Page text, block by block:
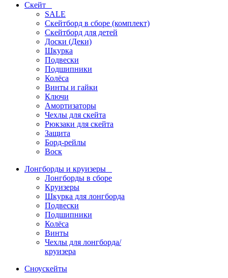
Скейт
SALE
Скейтборд в сборе (комплект)
Скейтборд для детей
Доски (Деки)
Шкурка
Подвески
Подшипники
Колёса
Винты и гайки
Ключи
Амортизаторы
Чехлы для скейта
Рюкзаки для скейта
Защита
Борд-рейлы
Воск
Лонгборды и круизеры
Лонгборды в сборе
Круизеры
Шкурка для лонгборда
Подвески
Подшипники
Колёса
Винты
Чехлы для лонгборда/
круизера
Сноускейты